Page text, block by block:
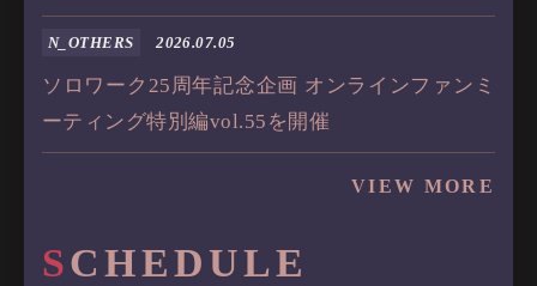
N_OTHERS 2026.07.05
ソロワーク25周年記念企画 オンラインファンミ
ーティング特別編vol.55を開催
VIEW MORE
SCHEDULE